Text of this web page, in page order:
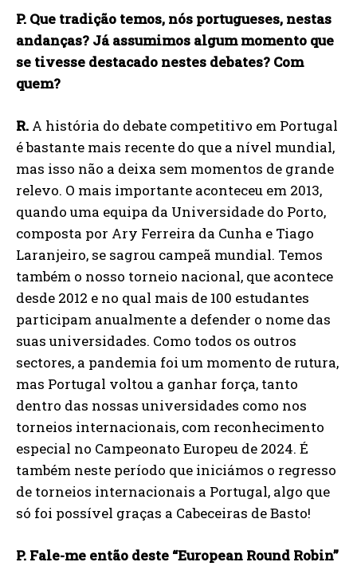
P. Que tradição temos, nós portugueses, nestas
andanças? Já assumimos algum momento que
se tivesse destacado nestes debates? Com
quem?
R. A história do debate competitivo em Portugal
é bastante mais recente do que a nível mundial,
mas isso não a deixa sem momentos de grande
relevo. O mais importante aconteceu em 2013,
quando uma equipa da Universidade do Porto,
composta por Ary Ferreira da Cunha e Tiago
Laranjeiro, se sagrou campeã mundial. Temos
também o nosso torneio nacional, que acontece
desde 2012 e no qual mais de 100 estudantes
participam anualmente a defender o nome das
suas universidades. Como todos os outros
sectores, a pandemia foi um momento de rutura,
mas Portugal voltou a ganhar força, tanto
dentro das nossas universidades como nos
torneios internacionais, com reconhecimento
especial no Campeonato Europeu de 2024. É
também neste período que iniciámos o regresso
de torneios internacionais a Portugal, algo que
só foi possível graças a Cabeceiras de Basto!
P. Fale-me então deste “European Round Robin”